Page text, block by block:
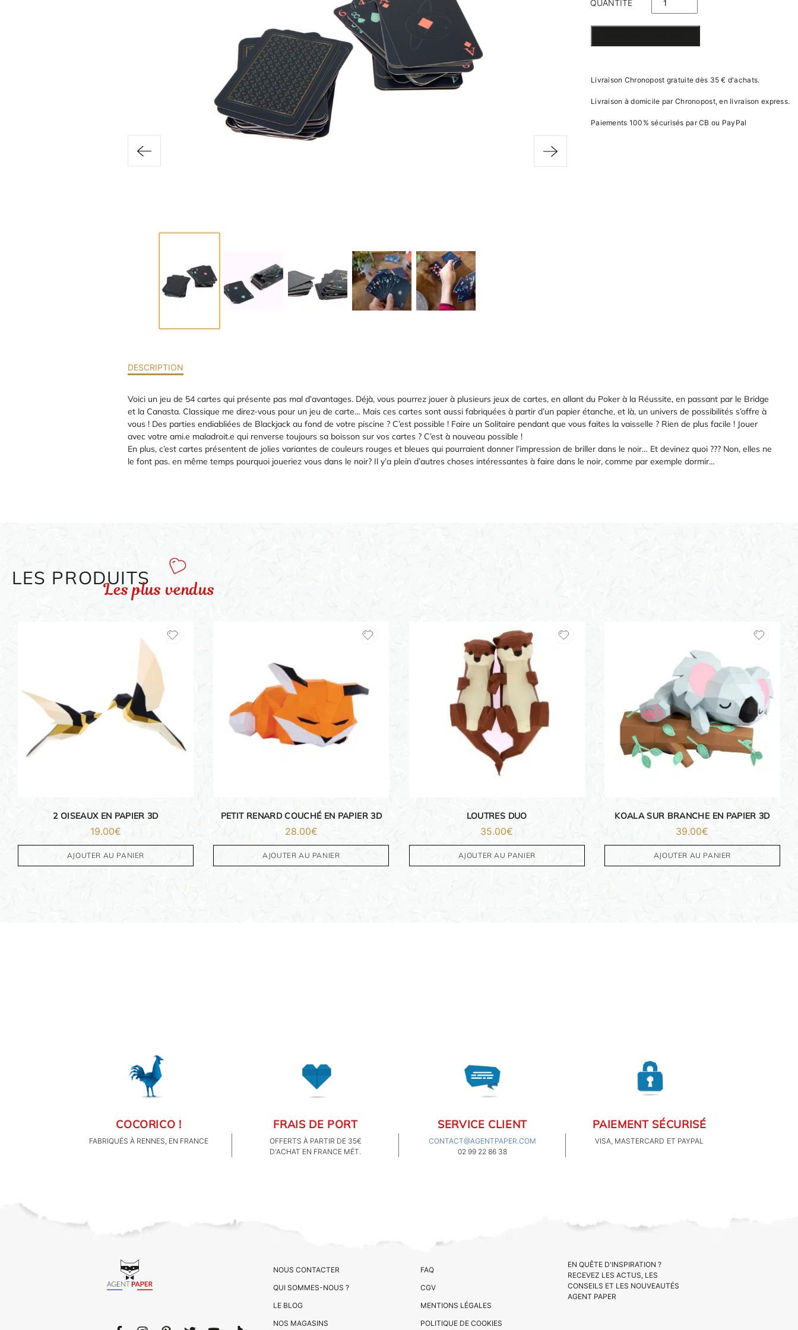
QUANTITÉ
DE JEU DE
CARTES
Livraison Chronopost gratuite dès 35 € d'achats.
Livraison à domicile par Chronopost, en livraison express.
Paiements 100% sécurisés par CB ou PayPal
DESCRIPTION
Voici un jeu de 54 cartes qui présente pas mal d’avantages. Déjà, vous pourrez jouer à plusieurs jeux de cartes, en allant du Poker à la Réussite, en passant par le Bridge
et la Canasta. Classique me direz-vous pour un jeu de carte… Mais ces cartes sont aussi fabriquées à partir d’un papier étanche, et là, un univers de possibilités s’offre à
vous ! Des parties endiabliées de Blackjack au fond de votre piscine ? C’est possible ! Faire un Solitaire pendant que vous faites la vaisselle ? Rien de plus facile ! Jouer
avec votre ami.e maladroit.e qui renverse toujours sa boisson sur vos cartes ? C’est à nouveau possible !
En plus, c’est cartes présentent de jolies variantes de couleurs rouges et bleues qui pourraient donner l’impression de briller dans le noir… Et devinez quoi ??? Non, elles ne
le font pas. en même temps pourquoi joueriez vous dans le noir? Il y’a plein d’autres choses intéressantes à faire dans le noir, comme par exemple dormir…
LES PRODUITS
Les plus vendus
2 OISEAUX EN PAPIER 3D
19.00€
AJOUTER AU PANIER
PETIT RENARD COUCHÉ EN PAPIER 3D
28.00€
AJOUTER AU PANIER
LOUTRES DUO
35.00€
AJOUTER AU PANIER
KOALA SUR BRANCHE EN PAPIER 3D
39.00€
AJOUTER AU PANIER
DÉCORATIONS
FAMILLE & ENFANTS
OBJETS PERSONNALISÉS
COCORICO !
FABRIQUÉS À RENNES, EN FRANCE
FRAIS DE PORT
OFFERTS À PARTIR DE 35€
D'ACHAT EN FRANCE MÉT.
SERVICE CLIENT
CONTACT@AGENTPAPER.COM
02 99 22 86 38
PAIEMENT SÉCURISÉ
VISA, MASTERCARD ET PAYPAL
NOUS CONTACTER
QUI SOMMES-NOUS ?
LE BLOG
NOS MAGASINS
FAQ
CGV
MENTIONS LÉGALES
POLITIQUE DE COOKIES
EN QUÊTE D'INSPIRATION ?
RECEVEZ LES ACTUS, LES
CONSEILS ET LES NOUVEAUTÉS
AGENT PAPER